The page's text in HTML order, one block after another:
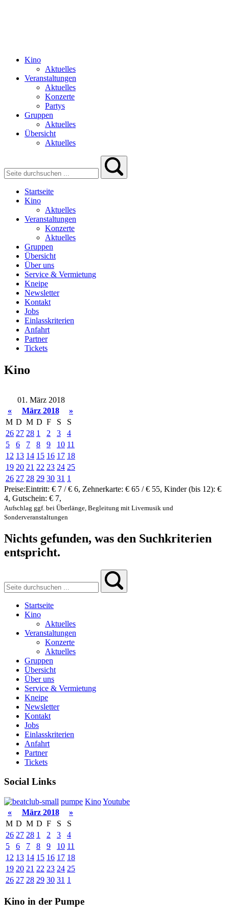
Kino
Aktuelles
Veranstaltungen
Aktuelles
Konzerte
Partys
Gruppen
Aktuelles
Übersicht
Aktuelles
Startseite
Kino
Aktuelles
Veranstaltungen
Konzerte
Aktuelles
Gruppen
Übersicht
Über uns
Service & Vermietung
Kneipe
Newsletter
Kontakt
Jobs
Einlasskriterien
Anfahrt
Partner
Tickets
Kino
01. März 2018
«
März 2018
»
M D M D F S
S
26 27 28 1 2 3
4
5
6 7 8 9 10 11
12 13 14 15 16 17 18
19 20 21 22 23 24 25
26 27 28 29 30 31 1
Preise:Eintritt: € 7 / € 6, Zehnerkarte: € 65 / € 55, Kinder (bis 12): €
4, Gutschein: € 7,
Aufschlag ggf. bei Überlänge, Begleitung mit Livemusik und
Sonderveranstaltungen
Nichts gefunden, was den Suchkriterien
entspricht.
Startseite
Kino
Aktuelles
Veranstaltungen
Konzerte
Aktuelles
Gruppen
Übersicht
Über uns
Service & Vermietung
Kneipe
Newsletter
Kontakt
Jobs
Einlasskriterien
Anfahrt
Partner
Tickets
Social Links
pumpe KinoYoutube
«
März 2018
»
M D M D F S
S
26 27 28 1 2 3
4
5
6 7 8 9 10 11
12 13 14 15 16 17 18
19 20 21 22 23 24 25
26 27 28 29 30 31 1
Kino in der Pumpe